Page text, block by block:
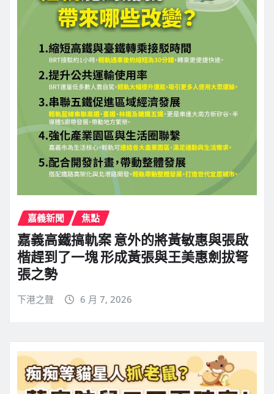
嘉義新聞 焦點
嘉義高鐵搞軌案 意外的將黃敏惠與張啟
楷趕到了一塊 形成黃張與王美惠劍拔弩
張之勢
下港之聲 6 月 7, 2026